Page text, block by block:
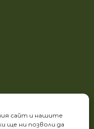
сайт и нашите
ще ни позволи да